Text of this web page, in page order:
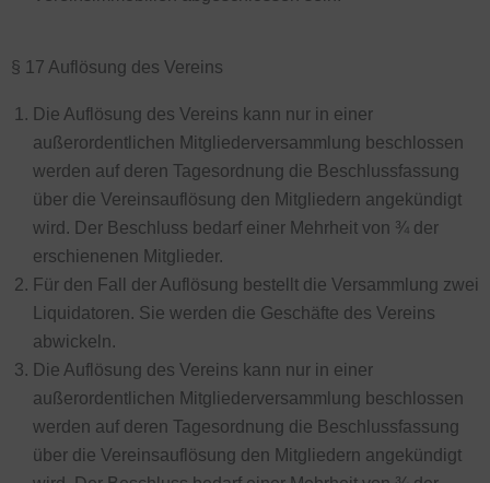
§ 17 Auflösung des Vereins
Die Auflösung des Vereins kann nur in einer
außerordentlichen Mitgliederversammlung beschlossen
werden auf deren Tagesordnung die Beschlussfassung
über die Vereinsauflösung den Mitgliedern angekündigt
wird. Der Beschluss bedarf einer Mehrheit von ¾ der
erschienenen Mitglieder.
Für den Fall der Auflösung bestellt die Versammlung zwei
Liquidatoren. Sie werden die Geschäfte des Vereins
abwickeln.
Die Auflösung des Vereins kann nur in einer
außerordentlichen Mitgliederversammlung beschlossen
werden auf deren Tagesordnung die Beschlussfassung
über die Vereinsauflösung den Mitgliedern angekündigt